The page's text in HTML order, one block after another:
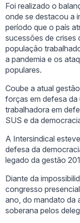
Foi realizado o
onde se destacou a
período que o país
sucessões de crises
população
a pandemia e os
populares.
Coube a atual
forças em defesa da
trabalhadora em
SUS e da
A Intersindical
defesa da
legado da gestão
Diante da
congresso
ano, do mandato da
soberana pelos